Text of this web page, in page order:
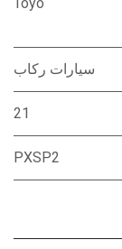
Toyo
سيارات ركاب
21
PXSP2